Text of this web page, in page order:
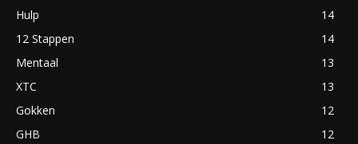
Hulp
14
12 Stappen
14
Mentaal
13
XTC
13
Gokken
12
GHB
12